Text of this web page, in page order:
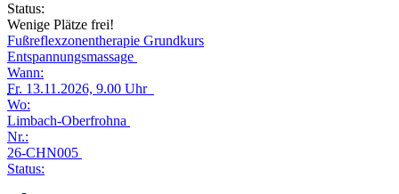
Status:
Wenige Plätze frei!
Fußreflexzonentherapie Grundkurs
Entspannungsmassage
Wann:
Fr. 13.11.2026, 9.00 Uhr
Wo:
Limbach-Oberfrohna
Nr.:
26-CHN005
Status: